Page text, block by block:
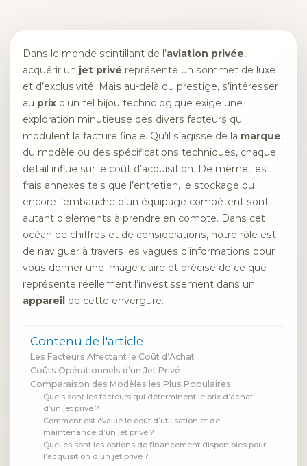
Dans le monde scintillant de l’aviation privée,
acquérir un jet privé représente un sommet de luxe
et d’exclusivité. Mais au-delà du prestige, s’intéresser
au prix d’un tel bijou technologique exige une
exploration minutieuse des divers facteurs qui
modulent la facture finale. Qu’il s’agisse de la marque,
du modèle ou des spécifications techniques, chaque
détail influe sur le coût d’acquisition. De même, les
frais annexes tels que l’entretien, le stockage ou
encore l’embauche d’un équipage compétent sont
autant d’éléments à prendre en compte. Dans cet
océan de chiffres et de considérations, notre rôle est
de naviguer à travers les vagues d’informations pour
vous donner une image claire et précise de ce que
représente réellement l’investissement dans un
appareil de cette envergure.
Contenu de l'article :
Les Facteurs Affectant le Coût d’Achat
Coûts Opérationnels d’un Jet Privé
Comparaison des Modèles les Plus Populaires
Quels sont les facteurs qui déterminent le prix d’achat
d’un jet privé ?
Comment est évalué le coût d’utilisation et de
maintenance d’un jet privé ?
Quelles sont les options de financement disponibles pour
l’acquisition d’un jet privé ?